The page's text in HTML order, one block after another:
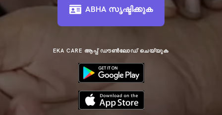
ABHA സൃഷ്ടിക്കുക
EKA CARE ആപ്പ് ഡൗൺലോഡ് ചെയ്യുക